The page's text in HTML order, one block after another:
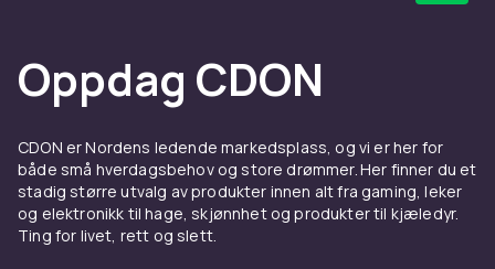
Oppdag CDON
CDON er Nordens ledende markedsplass, og vi er her for
både små hverdagsbehov og store drømmer. Her finner du et
stadig større utvalg av produkter innen alt fra gaming, leker
og elektronikk til hage, skjønnhet og produkter til kjæledyr.
Ting for livet, rett og slett.